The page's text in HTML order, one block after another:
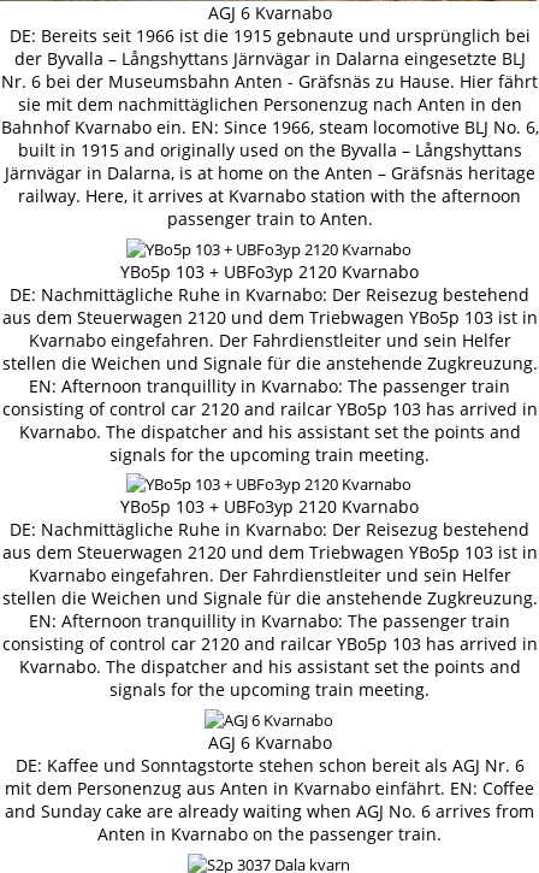
AGJ 6 Kvarnabo
DE: Bereits seit 1966 ist die 1915 gebnaute und ursprünglich bei
der Byvalla – Långshyttans Järnvägar in Dalarna eingesetzte BLJ
Nr. 6 bei der Museumsbahn Anten - Gräfsnäs zu Hause. Hier fährt
sie mit dem nachmittäglichen Personenzug nach Anten in den
Bahnhof Kvarnabo ein. EN: Since 1966, steam locomotive BLJ No. 6,
built in 1915 and originally used on the Byvalla – Långshyttans
Järnvägar in Dalarna, is at home on the Anten – Gräfsnäs heritage
railway. Here, it arrives at Kvarnabo station with the afternoon
passenger train to Anten.
YBo5p 103 + UBFo3yp 2120 Kvarnabo
DE: Nachmittägliche Ruhe in Kvarnabo: Der Reisezug bestehend
aus dem Steuerwagen 2120 und dem Triebwagen YBo5p 103 ist in
Kvarnabo eingefahren. Der Fahrdienstleiter und sein Helfer
stellen die Weichen und Signale für die anstehende Zugkreuzung.
EN: Afternoon tranquillity in Kvarnabo: The passenger train
consisting of control car 2120 and railcar YBo5p 103 has arrived in
Kvarnabo. The dispatcher and his assistant set the points and
signals for the upcoming train meeting.
YBo5p 103 + UBFo3yp 2120 Kvarnabo
DE: Nachmittägliche Ruhe in Kvarnabo: Der Reisezug bestehend
aus dem Steuerwagen 2120 und dem Triebwagen YBo5p 103 ist in
Kvarnabo eingefahren. Der Fahrdienstleiter und sein Helfer
stellen die Weichen und Signale für die anstehende Zugkreuzung.
EN: Afternoon tranquillity in Kvarnabo: The passenger train
consisting of control car 2120 and railcar YBo5p 103 has arrived in
Kvarnabo. The dispatcher and his assistant set the points and
signals for the upcoming train meeting.
AGJ 6 Kvarnabo
DE: Kaffee und Sonntagstorte stehen schon bereit als AGJ Nr. 6
mit dem Personenzug aus Anten in Kvarnabo einfährt. EN: Coffee
and Sunday cake are already waiting when AGJ No. 6 arrives from
Anten in Kvarnabo on the passenger train.